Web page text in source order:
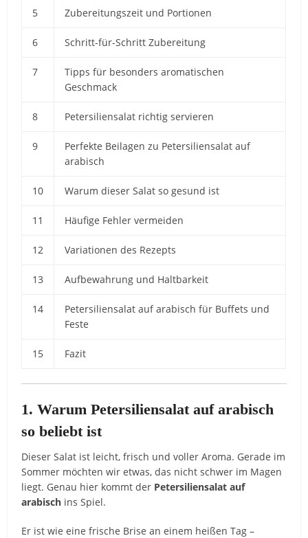
5 Zubereitungszeit und Portionen
6 Schritt-für-Schritt Zubereitung
7
Tipps für besonders aromatischen
Geschmack
8 Petersiliensalat richtig servieren
9
Perfekte Beilagen zu Petersiliensalat auf
arabisch
10 Warum dieser Salat so gesund ist
11 Häufige Fehler vermeiden
12 Variationen des Rezepts
13 Aufbewahrung und Haltbarkeit
14
Petersiliensalat auf arabisch für Buffets und
Feste
15 Fazit
1. Warum Petersiliensalat auf arabisch
so beliebt ist
Dieser Salat ist leicht, frisch und voller Aroma. Gerade im
Sommer möchten wir etwas, das nicht schwer im Magen
liegt. Genau hier kommt der Petersiliensalat auf
arabisch ins Spiel.
Er ist wie eine frische Brise an einem heißen Tag –